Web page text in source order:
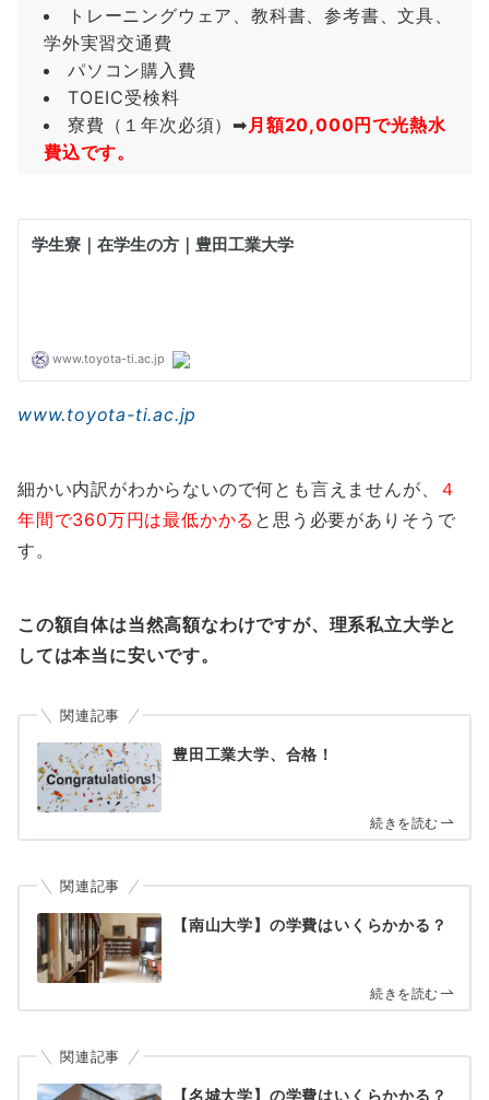
トレーニングウェア、教科書、参考書、文具、
学外実習交通費
パソコン購入費
TOEIC受検料
寮費（１年次必須）➡ 月額20,000円で光熱水
費込です。
www.toyota-ti.ac.jp
細かい内訳がわからないので何とも言えませんが、
４
年間で360万円は最低かかる と思う必要がありそうで
す。
この額自体は当然高額なわけですが、理系私立大学と
しては本当に安いです。
関連記事
豊田工業大学、合格！
続きを読む
関連記事
【南山大学】の学費はいくらかかる？
続きを読む
関連記事
【名城大学】の学費はいくらかかる？